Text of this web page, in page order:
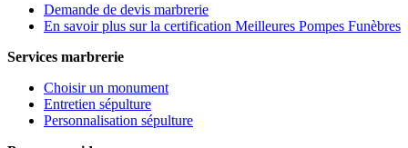
Demande de devis marbrerie
En savoir plus sur la certification Meilleures Pompes Funèbres
Services marbrerie
Choisir un monument
Entretien sépulture
Personnalisation sépulture